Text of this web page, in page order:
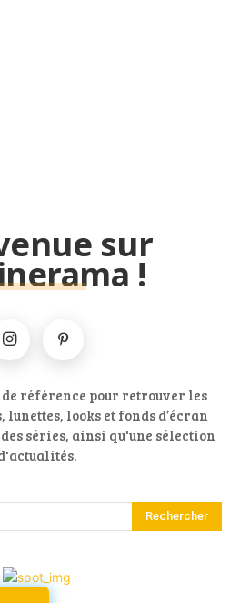
sur
!
référence pour retrouver les
lunettes, looks et fonds d’écran
séries, ainsi qu'une sélection
Rechercher